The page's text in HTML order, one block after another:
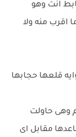
انت وهو
اقرب منه ولا
قلعها حجابها
وهى حاولت
مقابل اى